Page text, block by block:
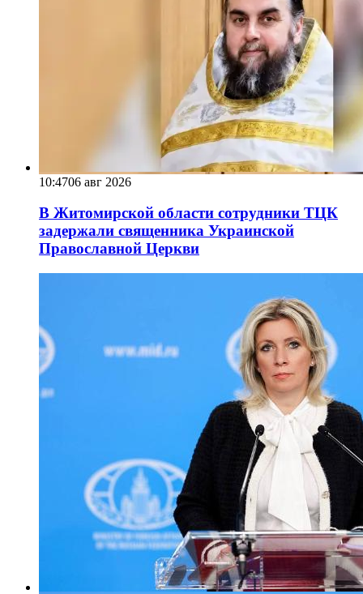
10:4706 авг 2026
В Житомирской области сотрудники ТЦК
задержали священника Украинской
Православной Церкви